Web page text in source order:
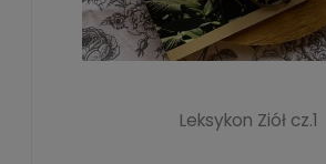
Leksykon Ziół cz.1